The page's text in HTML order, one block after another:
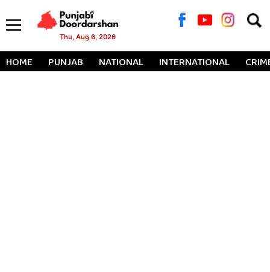
Thu, Aug 6, 2026
for:
HOME PUNJAB NATIONAL INTERNATIONAL